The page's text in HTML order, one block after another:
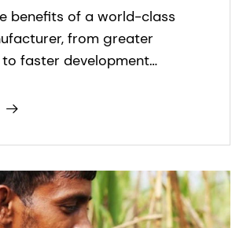
benefits of a world-class
from greater
faster development